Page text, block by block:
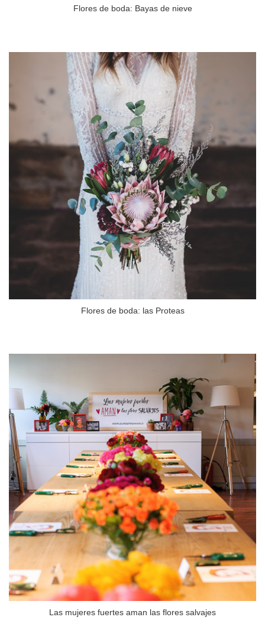
Flores de boda: Bayas de nieve
Flores de boda: las Proteas
Las mujeres fuertes aman las flores salvajes